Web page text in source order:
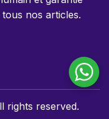
nos articles.
rights reserved.